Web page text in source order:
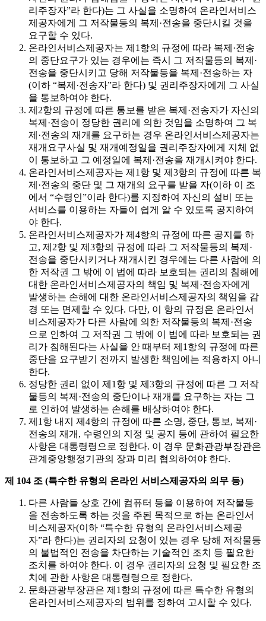
리주장자”라 한다)는 그 사실을 소명하여 온라인서비스
제공자에게 그 저작물등의 복제·전송을 중단시킬 것을
요구할 수 있다.
온라인서비스제공자는 제1항의 규정에 따라 복제·전송
의 중단요구가 있는 경우에는 즉시 그 저작물등의 복제·
전송을 중단시키고 당해 저작물등을 복제·전송하는 자
(이하 “복제·전송자”라 한다) 및 권리주장자에게 그 사실
을 통보하여야 한다.
제2항의 규정에 따른 통보를 받은 복제·전송자가 자신의
복제·전송이 정당한 권리에 의한 것임을 소명하여 그 복
제·전송의 재개를 요구하는 경우 온라인서비스제공자는
재개요구사실 및 재개예정일을 권리주장자에게 지체 없
이 통보하고 그 예정일에 복제·전송을 재개시켜야 한다.
온라인서비스제공자는 제1항 및 제3항의 규정에 따른 복
제·전송의 중단 및 그 재개의 요구를 받을 자(이하 이 조
에서 “수령인”이라 한다)를 지정하여 자신의 설비 또는
서비스를 이용하는 자들이 쉽게 알 수 있도록 공지하여
야 한다.
온라인서비스제공자가 제4항의 규정에 따른 공지를 하
고, 제2항 및 제3항의 규정에 따라 그 저작물등의 복제·
전송을 중단시키거나 재개시킨 경우에는 다른 사람에 의
한 저작권 그 밖에 이 법에 따라 보호되는 권리의 침해에
대한 온라인서비스제공자의 책임 및 복제·전송자에게
발생하는 손해에 대한 온라인서비스제공자의 책임을 감
경 또는 면제할 수 있다. 다만, 이 항의 규정은 온라인서
비스제공자가 다른 사람에 의한 저작물등의 복제·전송
으로 인하여 그 저작권 그 밖에 이 법에 따라 보호되는 권
리가 침해된다는 사실을 안 때부터 제1항의 규정에 따른
중단을 요구받기 전까지 발생한 책임에는 적용하지 아니
한다.
정당한 권리 없이 제1항 및 제3항의 규정에 따른 그 저작
물등의 복제·전송의 중단이나 재개를 요구하는 자는 그
로 인하여 발생하는 손해를 배상하여야 한다.
제1항 내지 제4항의 규정에 따른 소명, 중단, 통보, 복제·
전송의 재개, 수령인의 지정 및 공지 등에 관하여 필요한
사항은 대통령령으로 정한다. 이 경우 문화관광부장관은
관계중앙행정기관의 장과 미리 협의하여야 한다.
제 104 조 (특수한 유형의 온라인 서비스제공자의 의무 등)
다른 사람들 상호 간에 컴퓨터 등을 이용하여 저작물등
을 전송하도록 하는 것을 주된 목적으로 하는 온라인서
비스제공자(이하 “특수한 유형의 온라인서비스제공
자”라 한다)는 권리자의 요청이 있는 경우 당해 저작물등
의 불법적인 전송을 차단하는 기술적인 조치 등 필요한
조치를 하여야 한다. 이 경우 권리자의 요청 및 필요한 조
치에 관한 사항은 대통령령으로 정한다.
문화관광부장관은 제1항의 규정에 따른 특수한 유형의
온라인서비스제공자의 범위를 정하여 고시할 수 있다.